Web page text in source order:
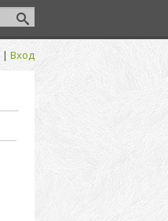
| Вход